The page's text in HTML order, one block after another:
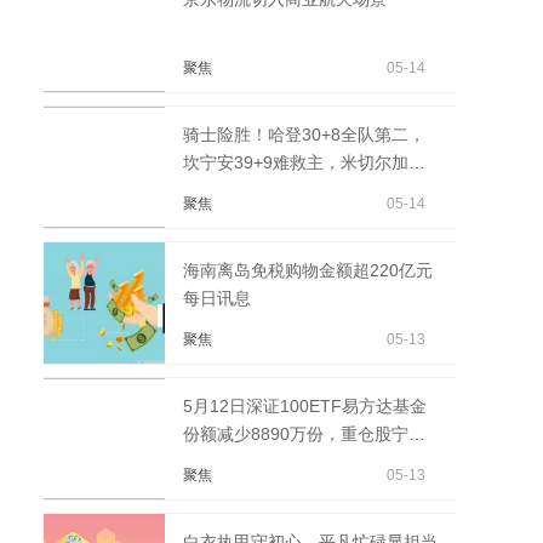
聚焦 05-14
骑士险胜！哈登30+8全队第二，
坎宁安39+9难救主，米切尔加时
聚焦 05-14
海南离岛免税购物金额超220亿元
每日讯息
聚焦 05-13
5月12日深证100ETF易方达基金
份额减少8890万份，重仓股宁德
聚焦 05-13